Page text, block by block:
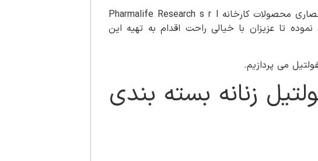
محصولات شرکت فارمالایف ایتالیا در ایران به سفارش بین‌المللی هستی دارو درمان که نماینده انحصاری محصولات کارخانه Pharmalife Research s r l
تا عزیزان با خیالی راحت اقدام به تهیه این
می پردازیم.
زنانه بسته بندی